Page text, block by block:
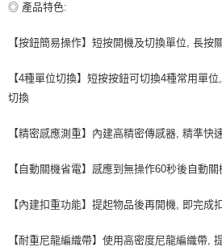
每筆NT$80，滿NT$599(含以上)免運費
宅配
◎ 產品特色:
【按鈕簡易操作】短按開機及切換單位, 長按
【4種單位切換】短按按鈕可切換4種常用單
切換
【精密感應測重】內建高精密傳感器, 精準快
【自動關機省電】感應到無操作60秒後自動
【內建扣重功能】提起物品後再開機, 即完成
【耐重尼龍編織帶】使用高密度尼龍編織帶,